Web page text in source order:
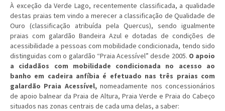
À exceção da Verde Lago, recentemente classificada, a qualidade
destas praias tem vindo a merecer a classificação de Qualidade de
Ouro (classificação atribuída pela Quercus), sendo igualmente
praias com galardão Bandeira Azul e dotadas de condições de
acessibilidade a pessoas com mobilidade condicionada, tendo sido
distinguidas com o galardão “Praia Acessível” desde 2005. O apoio
a cidadãos com mobilidade condicionada no acesso ao
banho em cadeira anfíbia é efetuado nas três praias com
galardão Praia Acessível,nomeadamente nos concessionários
de apoio balnear da Praia de Altura, Praia Verde e Praia do Cabeço
situados nas zonas centrais de cada uma delas, a saber: